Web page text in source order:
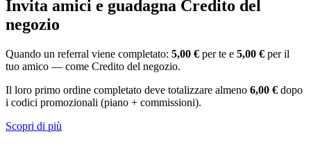
Invita amici e guadagna Credito del
negozio
Quando un referral viene completato: 5,00 € per te e 5,00 € per il
tuo amico — come Credito del negozio.
Il loro primo ordine completato deve totalizzare almeno 6,00 € dopo
i codici promozionali (piano + commissioni).
Scopri di più